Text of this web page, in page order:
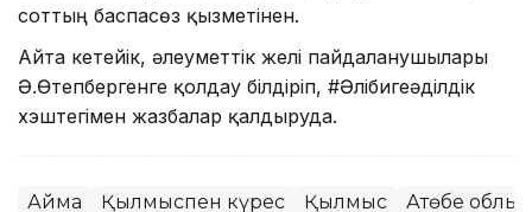
соттың баспасөз қызметінен.
Айта кетейік, әлеуметтік желі пайдаланушылары
Ә.Өтепбергенге қолдау білдіріп, #Әлібигеәділдік
хэштегімен жазбалар қалдыруда.
Аймақ Қылмыспен күрес Қылмыс Ақтөбе